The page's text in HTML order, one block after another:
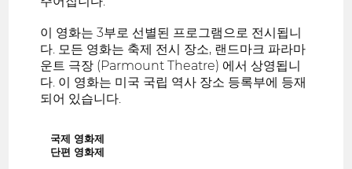
이 영화는 3부로 선별된 프로그램으로 전시됩니
다. 모든 영화는 축제 전시 장소, 랜드마크 파라마
운트 극장 (Parmount Theatre) 에서 상영됩니
다. 이 영화는 미국 국립 역사 장소 등록부에 등재
되어 있습니다.
국제 영화제
단편 영화제